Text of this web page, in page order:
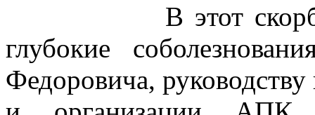
В этот скорбный
глубокие
Федоровича,